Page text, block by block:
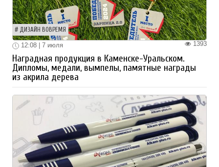
ДИЗАЙН ВОВРЕМЯ
1393
12:08 | 7 июля
Наградная продукция в Каменске-Уральском.
Дипломы, медали, вымпелы, памятные награды
из акрила дерева